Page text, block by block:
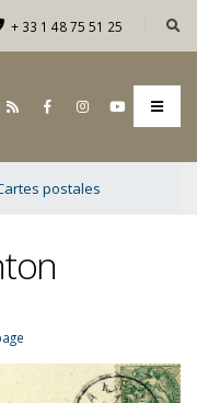
+ 33 1 48 75 51 25
postales